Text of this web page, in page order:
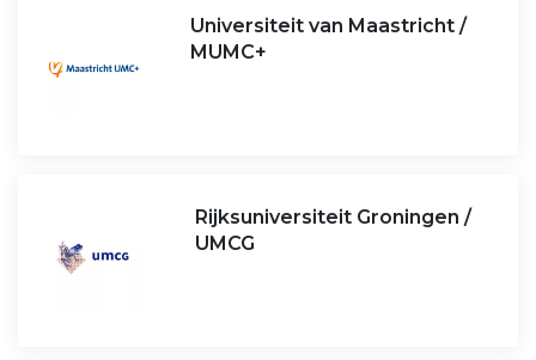
Universiteit van Maastricht /
MUMC+
Rijksuniversiteit Groningen /
UMCG